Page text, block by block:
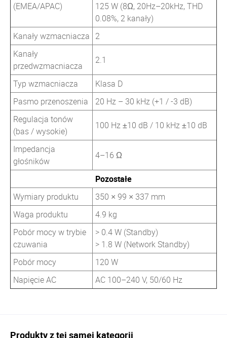
(EMEA/APAC)
125 W (8Ω, 20Hz–20kHz, THD
0.08%, 2 kanały)
Kanały wzmacniacza 2
Kanały
przedwzmacniacza
2.1
Typ wzmacniacza
Klasa D
Pasmo przenoszenia
20 Hz – 30 kHz (+1 / -3 dB)
Regulacja tonów
(bas / wysokie)
100 Hz ±10 dB / 10 kHz ±10 dB
Impedancja
głośników
4–16 Ω
Pozostałe
Wymiary produktu
350 × 99 × 337 mm
Waga produktu
4.9 kg
Pobór mocy w trybie
czuwania
> 0.4 W (Standby)
> 1.8 W (Network Standby)
Pobór mocy
120 W
Napięcie AC
AC 100–240 V, 50/60 Hz
Produkty z tej samej kategorii